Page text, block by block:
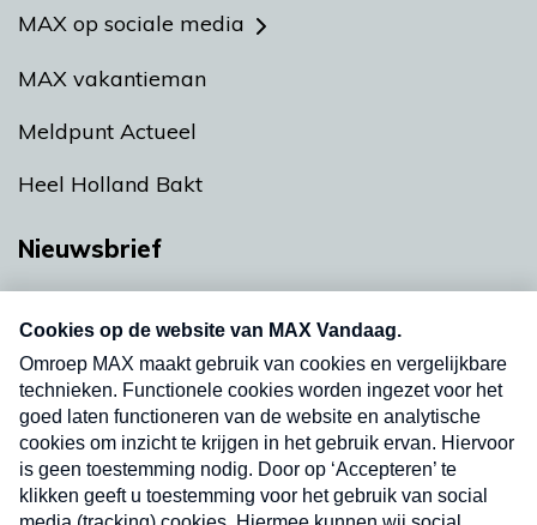
MAX op sociale media
MAX vakantieman
Meldpunt Actueel
Heel Holland Bakt
Nieuwsbrief
nieuwsbrief. Elke vrijdag- en dinsdagochtend in
uw mailbox.
Verzend